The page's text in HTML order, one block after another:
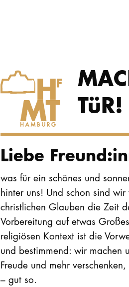
TüR!
Liebe
was für ein schönes und
hinter uns! Und schon sind
christlichen Glauben die Zeit
Vorbereitung auf etwas
religiösen Kontext ist die
und bestimmend: wir machen
Freude und mehr
– gut so.